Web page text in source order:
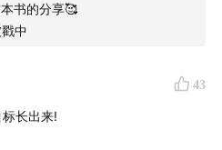
游荡者的日常”：搜索【游荡
书的分享🥰
中
43
长出来!